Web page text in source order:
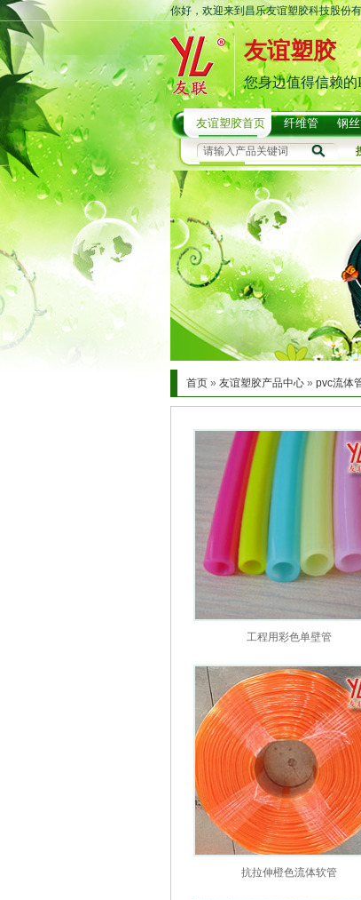
你好，欢迎来到昌乐友谊塑胶科技股份
友谊塑胶
您身边值得信赖
友谊塑胶首页 纤维管 钢
首页 » 友谊塑胶产品中心 » pvc流体
工程用彩色单壁管
抗拉伸橙色流体软管